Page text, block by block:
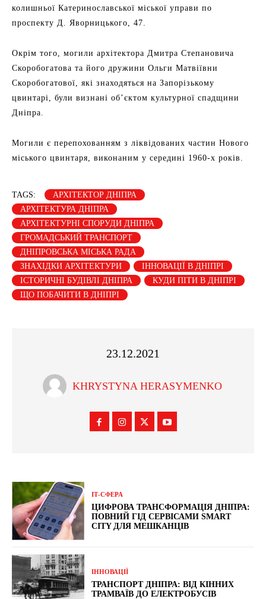
колишньої Катеринославської міської управи по
проспекту Д. Яворницького, 47.
Окрім того, могили архітектора Дмитра Степановича
Скоробогатова та його дружини Ольги Матвіївни
Скоробогатової, які знаходяться на Запорізькому
цвинтарі, були визнані об’єктом культурної спадщини
Дніпра.
Могили є перепохованням з ліквідованих частин Нового
міського цвинтаря, виконаним у середині 1960-х років.
TAGS:
АРХІТЕКТОР ДНІПРА
АРХІТЕКТУРА ДНІПРА
АРХІТЕКТУРНІ СПОРУДИ ДНІПРА
ГРОМАДСЬКИЙ ТРАНСПОРТ
ДНІПРОВСЬКА МІСЬКА РАДА
ЗНАХІДКИ АРХІТЕКТУРИ
ІННОВАЦІЇ В ДНІПРІ
ІСТОРИЧНІ БУДІВЛІ ДНІПРА
КУДИ ПІТИ В ДНІПРІ
ЩО ПОБАЧИТИ В ДНІПРІ
23.12.2021
KHRYSTYNA HERASYMENKO
ІТ-СФЕРА
ЦИФРОВА ТРАНСФОРМАЦІЯ ДНІПРА:
ПОВНИЙ ГІД СЕРВІСАМИ SMART
CITY ДЛЯ МЕШКАНЦІВ
ІННОВАЦІЇ
ТРАНСПОРТ ДНІПРА: ВІД КІННИХ
ТРАМВАЇВ ДО ЕЛЕКТРОБУСІВ